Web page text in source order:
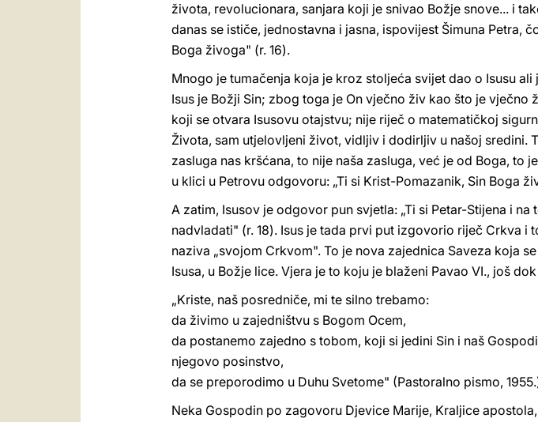
života, revolucionara, sanjara koji je snivao Božje snove... i
danas se ističe, jednostavna i jasna, ispovijest Šimuna Petra,
Boga živoga" (r. 16).
Mnogo je tumačenja koja je kroz stoljeća svijet dao o Isusu
Isus je Božji Sin; zbog toga je On vječno živ kao što je
koji se otvara Isusovu otajstvu; nije riječ o matematičkoj
Života, sam utjelovljeni život, vidljiv i dodirljiv u našoj sredini.
zasluga nas kršćana, to nije naša zasluga, već je od Boga, to
u klici u Petrovu odgovoru: „Ti si Krist-Pomazanik, Sin Boga
A zatim, Isusov je odgovor pun svjetla: „Ti si Petar-Stijena i
nadvladati" (r. 18). Isus je tada prvi put izgovorio riječ Crkva
naziva „svojom Crkvom". To je nova zajednica Saveza koja
Isusa, u Božje lice. Vjera je to koju je blaženi Pavao VI., još
„Kriste, naš posredniče, mi te silno trebamo:
da živimo u zajedništvu s Bogom Ocem,
da postanemo zajedno s tobom, koji si jedini Sin i naš
njegovo posinstvo,
da se preporodimo u Duhu Svetome" (Pastoralno pismo,
Neka Gospodin po zagovoru Djevice Marije, Kraljice